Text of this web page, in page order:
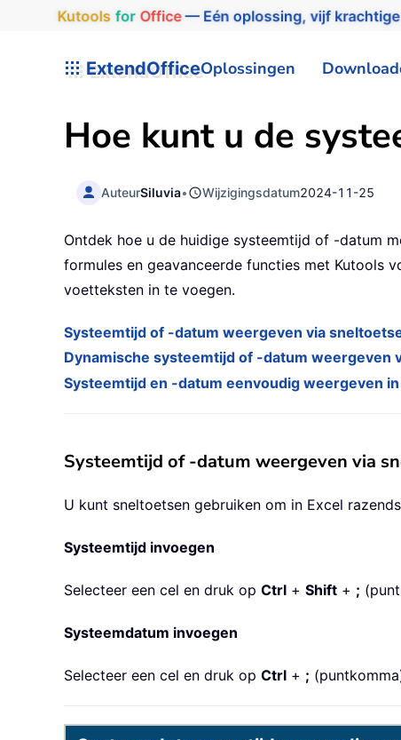
Kutools for Office— Eén oplossing, vijf
ExtendOfficeOplossingen
Hoe kunt u de
AuteurSiluvia• Wijzigingsdatum2024-11-25
Ontdek hoe u de huidige systeemtijd of -datum
formules en geavanceerde functies met Kutools
voetteksten in te voegen.
Systeemtijd of -datum weergeven via
Dynamische systeemtijd of -datum weergeven
Systeemtijd en -datum eenvoudig weergeven
Systeemtijd of -datum weergeven via
U kunt sneltoetsen gebruiken om in Excel
Systeemtijd invoegen
Selecteer een cel en druk op Ctrl + Shift + ;
Systeemdatum invoegen
Selecteer een cel en druk op Ctrl + ;